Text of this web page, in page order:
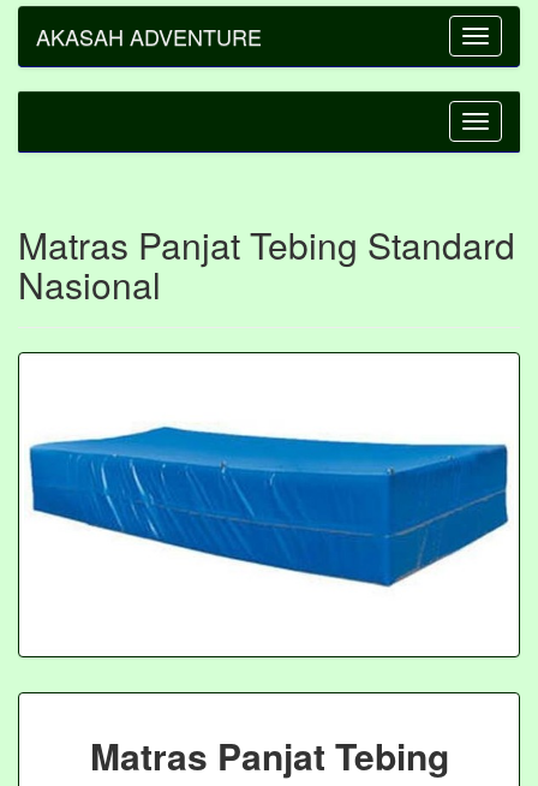
Toggle
AKASAH ADVENTURE
Toggle
Matras Panjat Tebing Standard
Nasional
Matras Panjat Tebing